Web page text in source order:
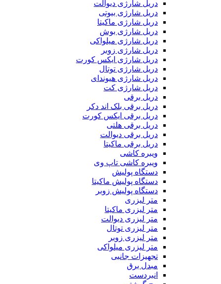
دریل شارژی دیوالت
دریل شارژی بیوتی
دریل شارژی ماکیتا
دریل شارژی بوش
دریل شارژی میلواکی
دریل شارژی زوبر
دریل شارژی ایکس کورت
دریل شارژی توتال
دریل شارژی هیوندای
دریل شارژی کت
دریل برقی
دریل برقی بلک اند دکر
دریل برقی ایکس کورت
دریل برقی هلتی
دریل برقی دیوالت
دریل برقی ماکیتا
ویبره کاشی
ویبره کاشی تاپ وی
دستگاه پولیش
دستگاه پولیش ماکیتا
دستگاه پولیش زوبر
متر لیزری
متر لیزری ماکیتا
متر لیزری دیوالت
متر لیزری توتال
متر لیزری زوبر
متر لیزری میلواکی
تجهیزات جانبی
مبدل برق
انبردست